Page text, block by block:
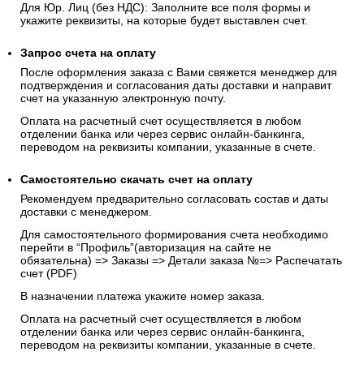
Для Юр. Лиц (без НДС): Заполните все поля формы и
укажите реквизиты, на которые будет выставлен счет.
Запрос счета на оплату
После оформления заказа с Вами свяжется менеджер для
подтверждения и согласования даты доставки и направит
счет на указанную электронную почту.
Оплата на расчетный счет осуществляется в любом
отделении банка или через сервис онлайн-банкинга,
переводом на реквизиты компании, указанные в счете.
Самостоятельно скачать счет на оплату
Рекомендуем предварительно согласовать состав и даты
доставки с менеджером.
Для самостоятельного формирования счета необходимо
перейти в “Профиль”(авторизация на сайте не
обязательна) => Заказы => Детали заказа №=> Распечатать
счет (PDF)
В назначении платежа укажите номер заказа.
Оплата на расчетный счет осуществляется в любом
отделении банка или через сервис онлайн-банкинга,
переводом на реквизиты компании, указанные в счете.